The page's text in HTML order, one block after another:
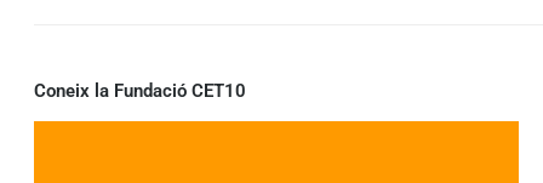
Coneix la Fundació CET10